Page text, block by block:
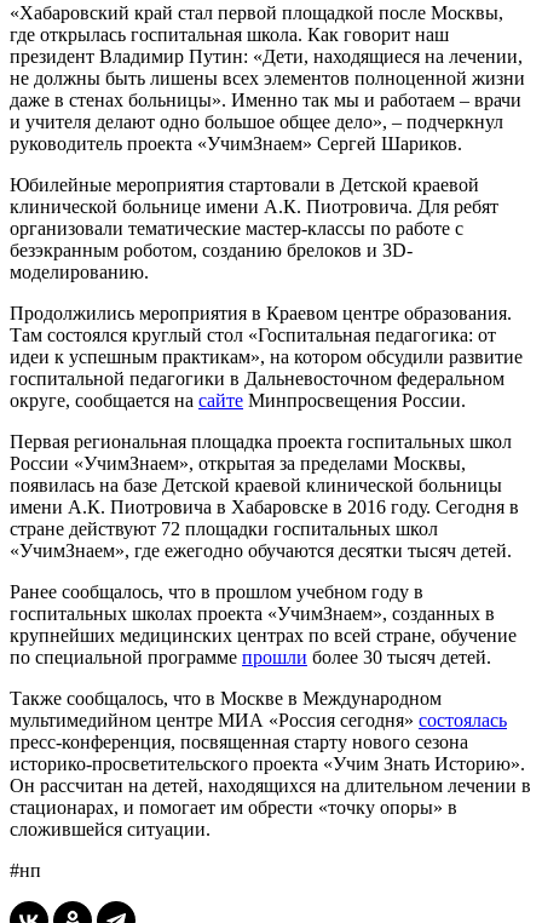
«Хабаровский край стал первой площадкой после Москвы,
где открылась госпитальная школа. Как говорит наш
президент Владимир Путин: «Дети, находящиеся на лечении,
не должны быть лишены всех элементов полноценной жизни
даже в стенах больницы». Именно так мы и работаем – врачи
и учителя делают одно большое общее дело», – подчеркнул
руководитель проекта «УчимЗнаем» Сергей Шариков.
Юбилейные мероприятия стартовали в Детской краевой
клинической больнице имени А.К. Пиотровича. Для ребят
организовали тематические мастер-классы по работе с
безэкранным роботом, созданию брелоков и 3D-
моделированию.
Продолжились мероприятия в Краевом центре образования.
Там состоялся круглый стол «Госпитальная педагогика: от
идеи к успешным практикам», на котором обсудили развитие
госпитальной педагогики в Дальневосточном федеральном
округе, сообщается на сайте Минпросвещения России.
Первая региональная площадка проекта госпитальных школ
России «УчимЗнаем», открытая за пределами Москвы,
появилась на базе Детской краевой клинической больницы
имени А.К. Пиотровича в Хабаровске в 2016 году. Сегодня в
стране действуют 72 площадки госпитальных школ
«УчимЗнаем», где ежегодно обучаются десятки тысяч детей.
Ранее сообщалось, что в прошлом учебном году в
госпитальных школах проекта «УчимЗнаем», созданных в
крупнейших медицинских центрах по всей стране, обучение
по специальной программе прошли более 30 тысяч детей.
Также сообщалось, что в Москве в Международном
мультимедийном центре МИА «Россия сегодня» состоялась
пресс-конференция, посвященная старту нового сезона
историко-просветительского проекта «Учим Знать Историю».
Он рассчитан на детей, находящихся на длительном лечении в
стационарах, и помогает им обрести «точку опоры» в
сложившейся ситуации.
#нп